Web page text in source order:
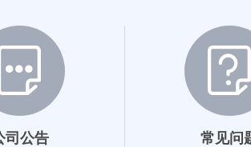
027487
027536
027537
司公告 常见问